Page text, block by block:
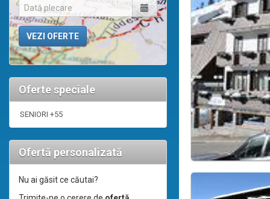
Oferte speciale
SENIORI +55
Ofertă personalizată
Nu ai găsit ce căutai?